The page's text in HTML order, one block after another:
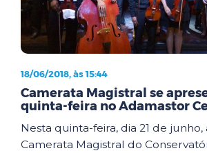
18/06/2018, às 15:44
Camerata Magistral se
quinta-feira no Adamastor
Nesta quinta-feira, dia 21 de junho,
Camerata Magistral do